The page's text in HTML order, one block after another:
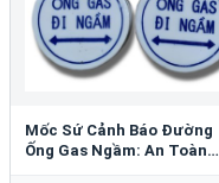
Mốc Sứ Cảnh Báo Đường
Ống Gas Ngầm: An Toàn